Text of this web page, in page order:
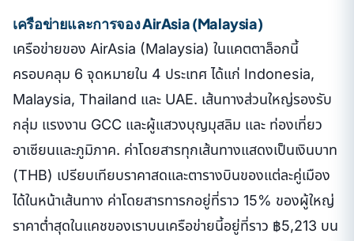
เครือข่ายและการจอง AirAsia (Malaysia)
เครือข่ายของ AirAsia (Malaysia) ในแคตตาล็อกนี้
ครอบคลุม 6 จุดหมายใน 4 ประเทศ ได้แก่ Indonesia,
Malaysia, Thailand และ UAE. เส้นทางส่วนใหญ่รองรับ
กลุ่ม แรงงาน GCC และผู้แสวงบุญมุสลิม และ ท่องเที่ยว
อาเซียนและภูมิภาค. ค่าโดยสารทุกเส้นทางแสดงเป็นเงินบาท
(THB) เปรียบเทียบราคาสดและตารางบินของแต่ละคู่เมือง
ได้ในหน้าเส้นทาง ค่าโดยสารทารกอยู่ที่ราว 15% ของผู้ใหญ่
ราคาต่ำสุดในแคชของเราบนเครือข่ายนี้อยู่ที่ราว ฿5,213 บน